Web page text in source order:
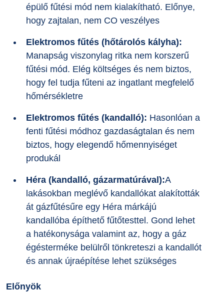
épülő fűtési mód nem kialakítható. Előnye,
hogy zajtalan, nem CO veszélyes
Elektromos fűtés (hőtárolós kályha):
Manapság viszonylag ritka nem korszerű
fűtési mód. Elég költséges és nem biztos,
hogy fel tudja fűteni az ingatlant megfelelő
hőmérsékletre
Elektromos fűtés (kandalló): Hasonlóan a
fenti fűtési módhoz gazdaságtalan és nem
biztos, hogy elegendő hőmennyiséget
produkál
Héra (kandalló, gázarmatúrával):A
lakásokban meglévő kandallókat alakították
át gázfűtésűre egy Héra márkájú
kandallóba építhető fűtőtesttel. Gond lehet
a hatékonysága valamint az, hogy a gáz
égésterméke belülről tönkreteszi a kandallót
és annak újraépítése lehet szükséges
Előnyök